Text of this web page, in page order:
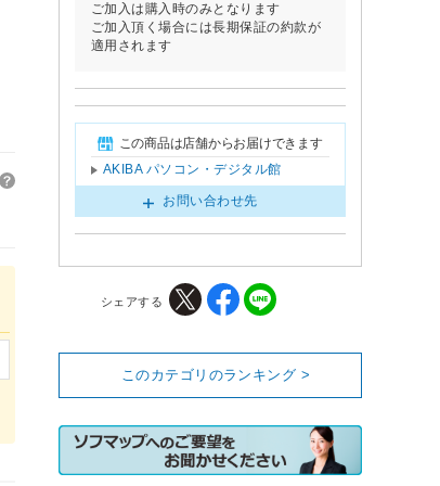
ご加入は購入時のみとなります
ご加入頂く場合には長期保証の約款が
適用されます
この商品は店舗からお届けできます
AKIBA パソコン・デジタル館
お問い合わせ先
シェアする
このカテゴリのランキング >